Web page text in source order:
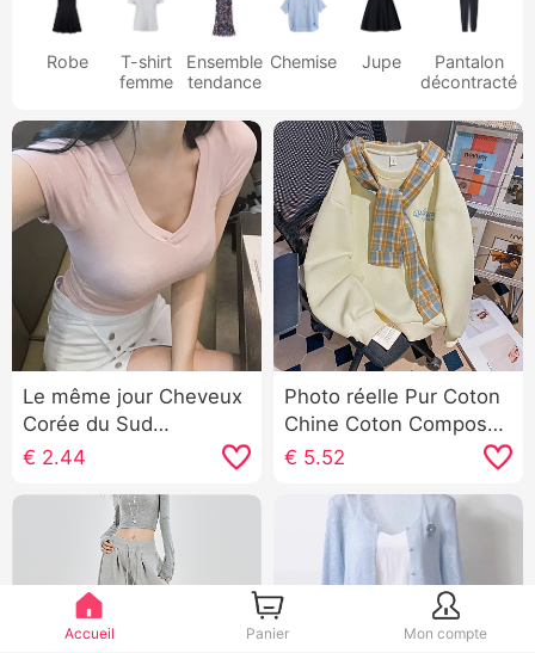
Robe
T-shirt
femme
Ensemble
tendance
Chemise Jupe
Pantalon
décontracté
Le même jour Cheveux
Corée du Sud
Dongdaemun Été 的
Doux et sucré Rose
clair Col en V Ajusté T-
shirt to059 ...
€ 2.44
Photo réelle Pur Coton
Chine Coton Composé
Lait Soie 320 Gram
Version légère
Automne Tendance À
carreaux Châle Col rond
Top
€ 5.52
Accueil Panier Mon compte